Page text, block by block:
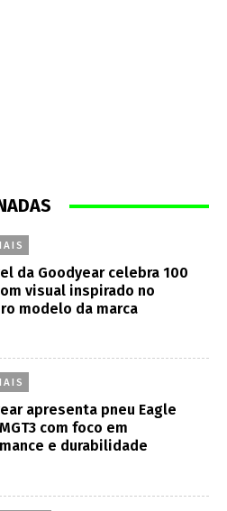
da Goodyear celebra 100
visual inspirado no
modelo da marca
apresenta pneu Eagle
com foco em
e durabilidade